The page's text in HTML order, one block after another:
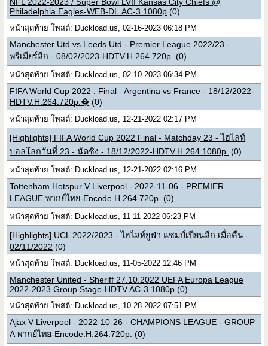
Philadelphia Eagles-WEB-DL.AC-3.1080p (0)
หน้าสุดท้าย โพสต์: Duckload.us, 02-16-2023 06:18 PM
Manchester Utd vs Leeds Utd - Premier League 2022/23 -
พรีเมียร์ลีก - 08/02/2023-HDTV.H.264.720p. (0)
หน้าสุดท้าย โพสต์: Duckload.us, 02-10-2023 06:34 PM
FIFA World Cup 2022 : Final - Argentina vs France - 18/12/2022-
HDTV.H.264.720p.� (0)
หน้าสุดท้าย โพสต์: Duckload.us, 12-21-2022 02:17 PM
[Highlights] FIFA World Cup 2022 Final - Matchday 23 - ไฮไลท์
บอลโลกวันที่ 23 - นัดชิง - 18/12/2022-HDTV.H.264.1080p. (0)
หน้าสุดท้าย โพสต์: Duckload.us, 12-21-2022 02:16 PM
Tottenham Hotspur V Liverpool - 2022-11-06 - PREMIER
LEAGUE พากย์ไทย-Encode.H.264.720p. (0)
หน้าสุดท้าย โพสต์: Duckload.us, 11-11-2022 06:23 PM
[Highlights] UCL 2022/2023 - ไฮไลท์ยูฟ่า แชมป์เปียนลีก เมื่อคืน -
02/11/2022 (0)
หน้าสุดท้าย โพสต์: Duckload.us, 11-05-2022 12:46 PM
Manchester United - Sheriff 27.10.2022 UEFA Europa League
2022-2023 Group Stage-HDTV.AC-3.1080p (0)
หน้าสุดท้าย โพสต์: Duckload.us, 10-28-2022 07:51 PM
Ajax V Liverpool - 2022-10-26 - CHAMPIONS LEAGUE - GROUP
A พากย์ไทย-Encode.H.264.720p. (0)